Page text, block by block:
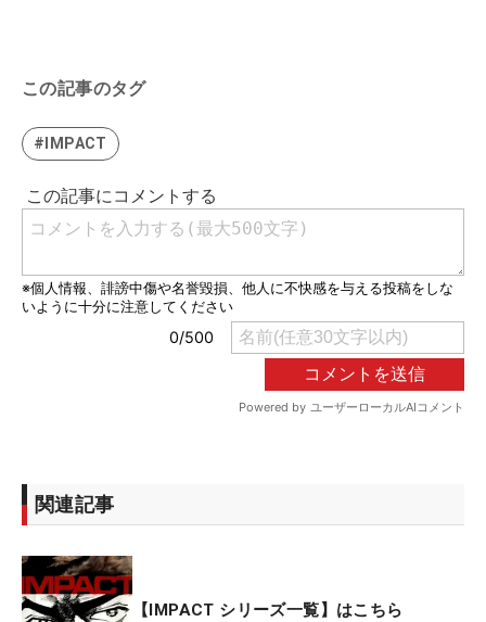
この記事のタグ
#IMPACT
関連記事
【IMPACT シリーズ一覧】はこちら